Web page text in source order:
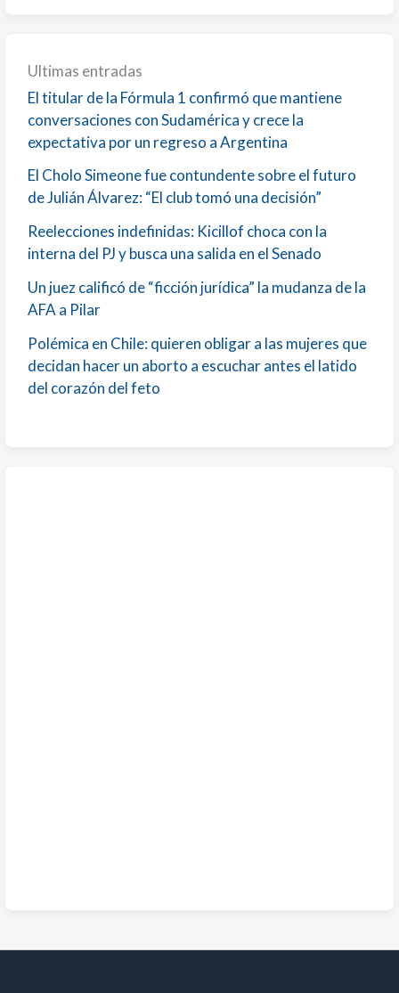
Ultimas entradas
El titular de la Fórmula 1 confirmó que mantiene
conversaciones con Sudamérica y crece la
expectativa por un regreso a Argentina
El Cholo Simeone fue contundente sobre el futuro
de Julián Álvarez: “El club tomó una decisión”
Reelecciones indefinidas: Kicillof choca con la
interna del PJ y busca una salida en el Senado
Un juez calificó de “ficción jurídica” la mudanza de la
AFA a Pilar
Polémica en Chile: quieren obligar a las mujeres que
decidan hacer un aborto a escuchar antes el latido
del corazón del feto